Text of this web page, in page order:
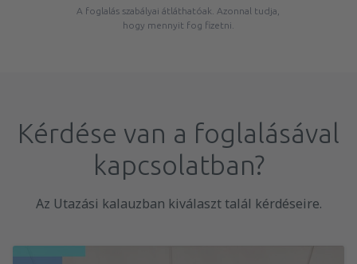
A foglalás szabályai átláthatóak. Azonnal tudja,
hogy mennyit fog fizetni.
Kérdése van a foglalásával
kapcsolatban?
Az Utazási kalauzban kiválaszt talál kérdéseire.